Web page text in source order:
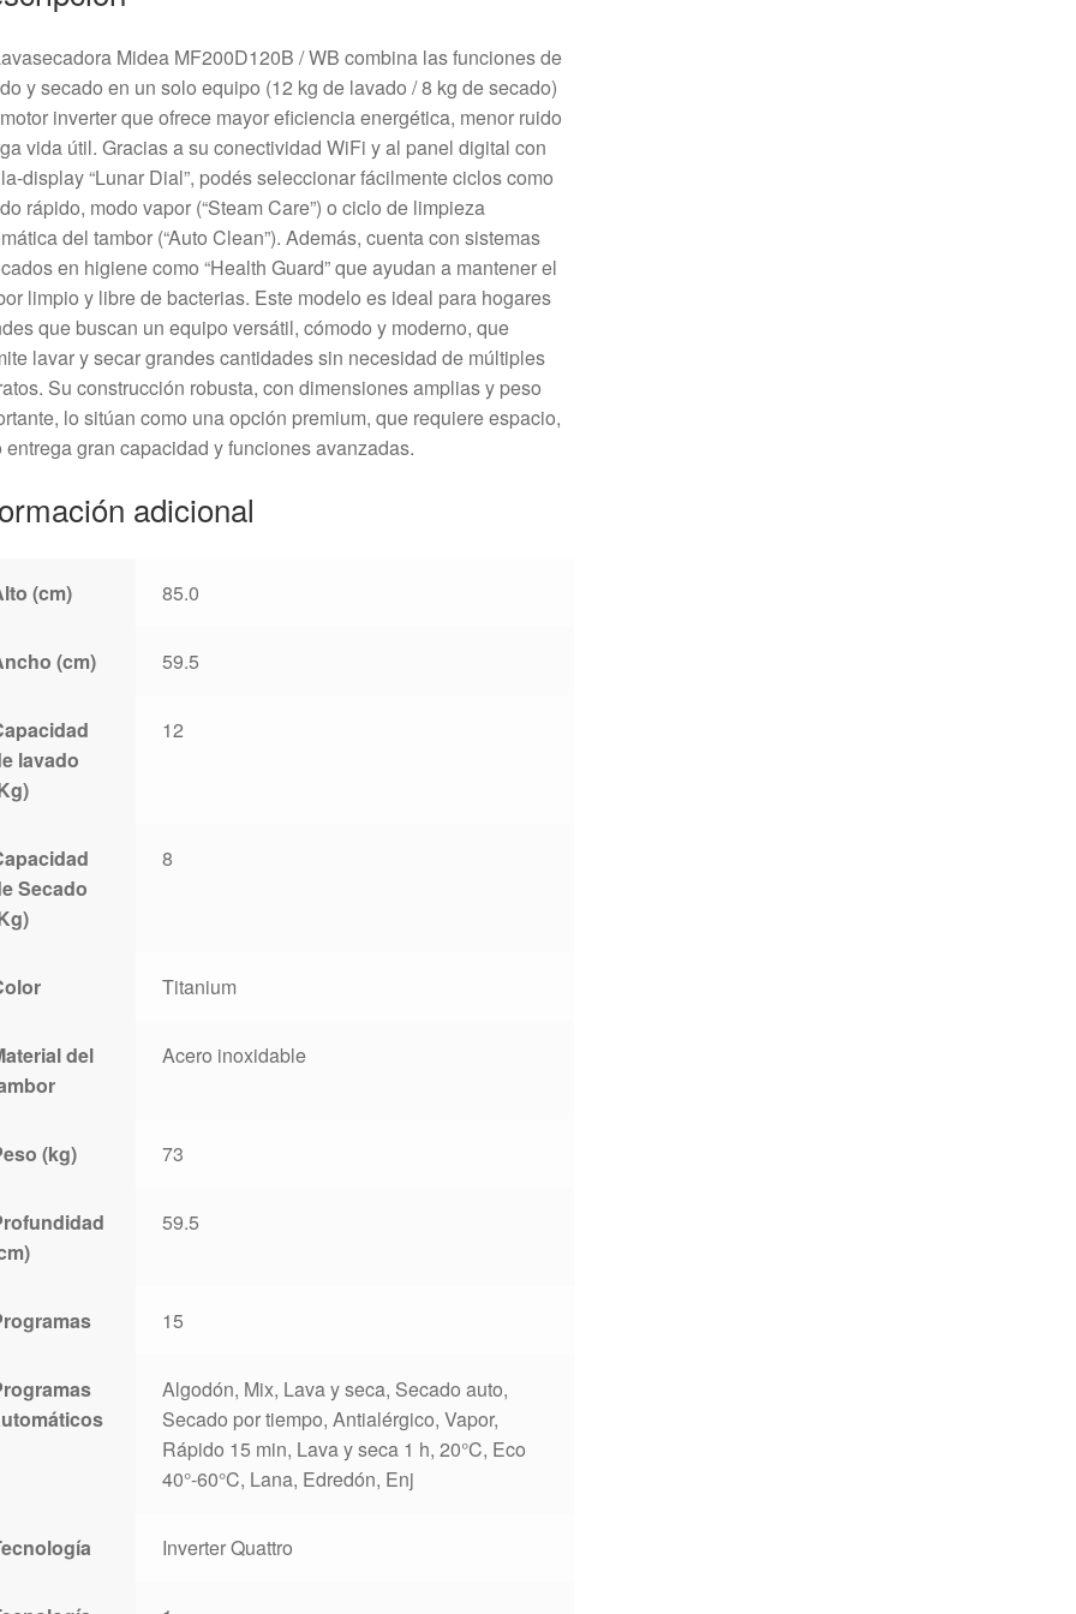
Midea MF200D120B / WB combina las funciones de
y secado en un solo equipo (12 kg de lavado / 8 kg de secado)
inverter que ofrece mayor eficiencia energética, menor ruido
vida útil. Gracias a su conectividad WiFi y al panel digital con
display “Lunar Dial”, podés seleccionar fácilmente ciclos como
rápido, modo vapor (“Steam Care”) o ciclo de limpieza
del tambor (“Auto Clean”). Además, cuenta con sistemas
en higiene como “Health Guard” que ayudan a mantener el
limpio y libre de bacterias. Este modelo es ideal para hogares
que buscan un equipo versátil, cómodo y moderno, que
lavar y secar grandes cantidades sin necesidad de múltiples
Su construcción robusta, con dimensiones amplias y peso
lo sitúan como una opción premium, que requiere espacio,
entrega gran capacidad y funciones avanzadas.
adicional
(cm) 85.0
(cm) 59.5
lavado
12
Secado
8
Titanium
del
Acero inoxidable
(kg) 73
59.5
15
Algodón, Mix, Lava y seca, Secado auto,
Secado por tiempo, Antialérgico, Vapor,
Rápido 15 min, Lava y seca 1 h, 20°C, Eco
40°-60°C, Lana, Edredón, Enj
Inverter Quattro